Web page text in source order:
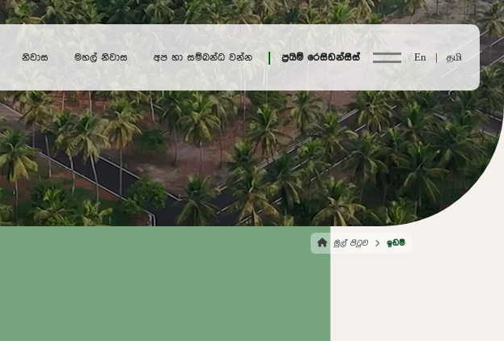
නිවාස මහල් නිවාස අප හා සම්බන්ධ වන්න ප්‍රයිම් රෙසිඩන්සීස් En | தமி
මුල් පිටුව ඉඩම්